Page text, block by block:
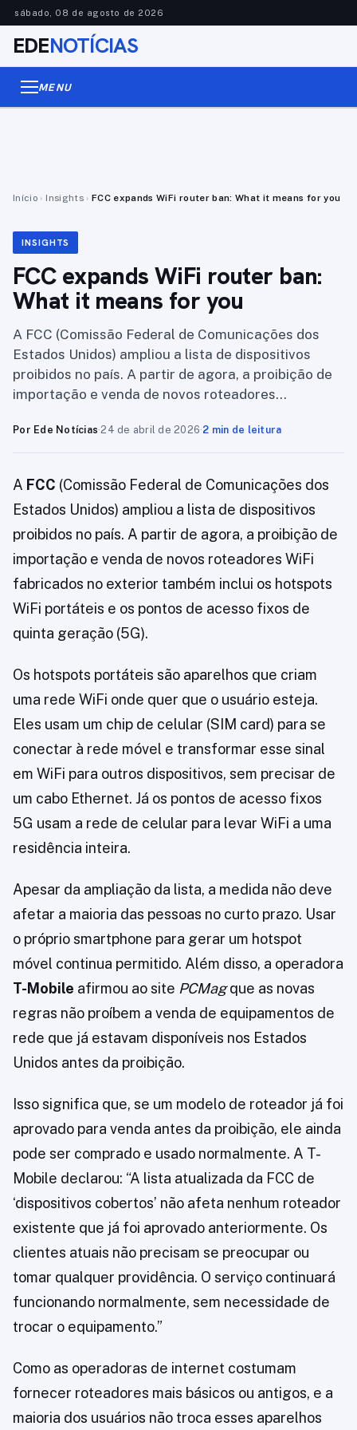
sábado, 08 de agosto de 2026
EDENOTÍCIAS
MENU
Início › Insights › FCC expands WiFi router ban: What it means for you
INSIGHTS
FCC expands WiFi router ban:
What it means for you
A FCC (Comissão Federal de Comunicações dos
Estados Unidos) ampliou a lista de dispositivos
proibidos no país. A partir de agora, a proibição de
importação e venda de novos roteadores…
Por Ede Notícias·24 de abril de 2026·2 min de leitura
A FCC (Comissão Federal de Comunicações dos
Estados Unidos) ampliou a lista de dispositivos
proibidos no país. A partir de agora, a proibição de
importação e venda de novos roteadores WiFi
fabricados no exterior também inclui os hotspots
WiFi portáteis e os pontos de acesso fixos de
quinta geração (5G).
Os hotspots portáteis são aparelhos que criam
uma rede WiFi onde quer que o usuário esteja.
Eles usam um chip de celular (SIM card) para se
conectar à rede móvel e transformar esse sinal
em WiFi para outros dispositivos, sem precisar de
um cabo Ethernet. Já os pontos de acesso fixos
5G usam a rede de celular para levar WiFi a uma
residência inteira.
Apesar da ampliação da lista, a medida não deve
afetar a maioria das pessoas no curto prazo. Usar
o próprio smartphone para gerar um hotspot
móvel continua permitido. Além disso, a operadora
T-Mobile afirmou ao site PCMagque as novas
regras não proíbem a venda de equipamentos de
rede que já estavam disponíveis nos Estados
Unidos antes da proibição.
Isso significa que, se um modelo de roteador já foi
aprovado para venda antes da proibição, ele ainda
pode ser comprado e usado normalmente. A T-
Mobile declarou: “A lista atualizada da FCC de
‘dispositivos cobertos’ não afeta nenhum roteador
existente que já foi aprovado anteriormente. Os
clientes atuais não precisam se preocupar ou
tomar qualquer providência. O serviço continuará
funcionando normalmente, sem necessidade de
trocar o equipamento.”
Como as operadoras de internet costumam
fornecer roteadores mais básicos ou antigos, e a
maioria dos usuários não troca esses aparelhos